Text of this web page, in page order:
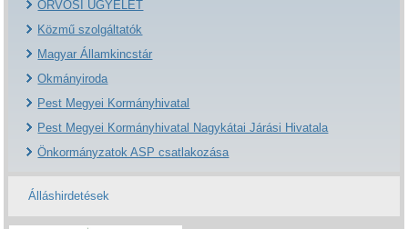
ORVOSI ÜGYELET
Közmű szolgáltatók
Magyar Államkincstár
Okmányiroda
Pest Megyei Kormányhivatal
Pest Megyei Kormányhivatal Nagykátai Járási Hivatala
Önkormányzatok ASP csatlakozása
Álláshirdetések